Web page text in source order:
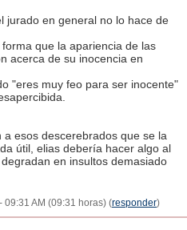
jurado en general no lo hace de
que la apariencia de las
acerca de su inocencia en
"eres muy feo para ser inocente"
esos descerebrados que se la
útil, elias debería hacer algo al
en insultos demasiado
09:31 AM (09:31 horas) (responder)